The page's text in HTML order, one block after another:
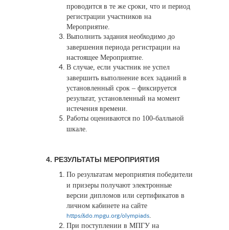
проводится в те же сроки, что и период
регистрации участников на
Мероприятие.
Выполнить задания необходимо до
завершения периода регистрации на
настоящее Мероприятие.
В случае, если участник не успел
завершить выполнение всех заданий в
установленный срок – фиксируется
результат, установленный на момент
истечения времени.
Работы оцениваются по 100-балльной
шкале.
4. РЕЗУЛЬТАТЫ МЕРОПРИЯТИЯ
По результатам мероприятия победители
и призеры получают электронные
версии дипломов или сертификатов в
личном кабинете на сайте
https://sdo.mpgu.org/olympiads.
При поступлении в МПГУ на